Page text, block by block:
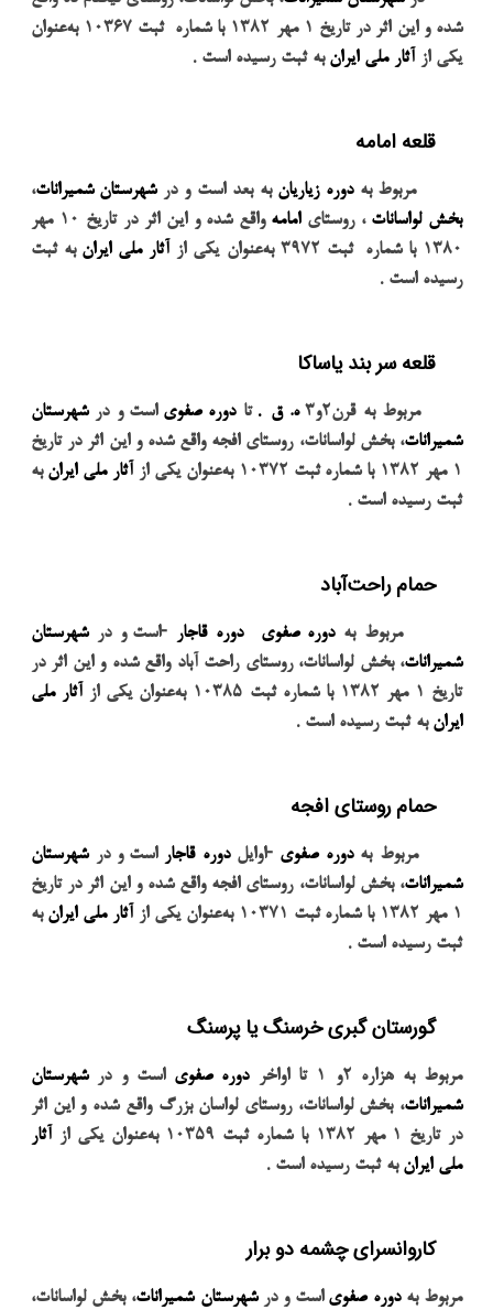
شده و این اثر در تاریخ ۱ مهر ۱۳۸۲ با شماره ثبت ۱۰۳۶۷ به‌عنوان
یکی از آثار ملی ایران به ثبت رسیده است .
قلعه امامه
مربوط بهدوره زیاریان به بعد است و درشهرستان شمیرانات،
بخش لواسانات ، روستایامامه واقع شده و این اثر در تاریخ ۱۰ مهر
۱۳۸۰ با شماره ثبت ۳۹۷۲ به‌عنوان یکی از آثار ملی ایران به ثبت
رسیده است .
قلعه سر بند یاساکا
مربوط به قرن۲و۳ ه. ق . تادوره صفوی است و درشهرستان
شمیرانات، بخش لواسانات، روستای افجه واقع شده و این اثر در تاریخ
۱ مهر ۱۳۸۲ با شماره ثبت ۱۰۳۷۲ به‌عنوان یکی از آثار ملی ایران به
ثبت رسیده است .
حمام راحت‌آباد
مربوط بهدوره صفوی - دوره قاجار است و درشهرستان
شمیرانات، بخش لواسانات، روستای راحت آباد واقع شده و این اثر در
تاریخ ۱ مهر ۱۳۸۲ با شماره ثبت ۱۰۳۸۵ به‌عنوان یکی از آثار ملی
ایران به ثبت رسیده است .
حمام روستای افجه
مربوط بهدوره صفوی -اوایلدوره قاجار است و درشهرستان
شمیرانات، بخش لواسانات، روستای افجه واقع شده و این اثر در تاریخ
۱ مهر ۱۳۸۲ با شماره ثبت ۱۰۳۷۱ به‌عنوان یکی از آثار ملی ایران به
ثبت رسیده است .
گورستان گبری خرسنگ یا پرسنگ
مربوط به هزاره ۲و ۱ تا اواخردوره صفوی است و درشهرستان
شمیرانات، بخش لواسانات، روستای لواسان بزرگ واقع شده و این اثر
در تاریخ ۱ مهر ۱۳۸۲ با شماره ثبت ۱۰۳۵۹ به‌عنوان یکی از آثار
ملی ایران به ثبت رسیده است .
کاروانسرای چشمه دو برار
مربوط بهدوره صفوی است و درشهرستان شمیرانات، بخش لواسانات،